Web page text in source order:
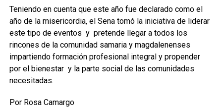
Teniendo en cuenta que este año fue declarado como el
año de la misericordia, el Sena tomó la iniciativa de liderar
este tipo de eventos y pretende llegar a todos los
rincones de la comunidad samaria y magdalenenses
impartiendo formación profesional integral y propender
por el bienestar y la parte social de las comunidades
necesitadas.
Por Rosa Camargo